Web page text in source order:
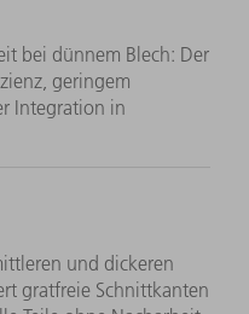
bei dünnem Blech: Der
geringem
Integration in
und dickeren
gratfreie Schnittkanten